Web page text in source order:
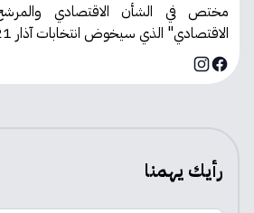
مختص في الشأن الاقتصادي
الاقتصادي" الذي سيخوض انتخابات آذار 2021
Facebook
Instagram
رأيك يهمنا